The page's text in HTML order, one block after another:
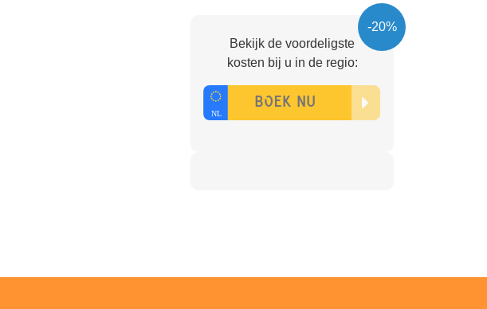
-20%
Bekijk de voordeligste
kosten bij u in de regio: